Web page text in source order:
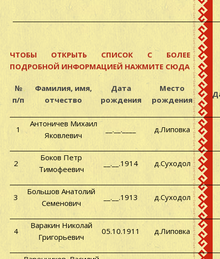
ЧТОБЫ ОТКРЫТЬ СПИСОК С БОЛЕЕ
ПОДРОБНОЙ ИНФОРМАЦИЕЙ НАЖМИТЕ СЮДА
№
п/п
Фамилия, имя,
отчество
Дата
рождения
Место
рождения
1
Антоничев Михаил
Яковлевич
__.__.____ д.Липовка
2
Боков Петр
Тимофеевич
__.__.1914 д.Суходол
3
Большов Анатолий
Семенович
__.__.1913 д.Суходол
4
Варакин Николай
Григорьевич
05.10.1911 д.Липовка